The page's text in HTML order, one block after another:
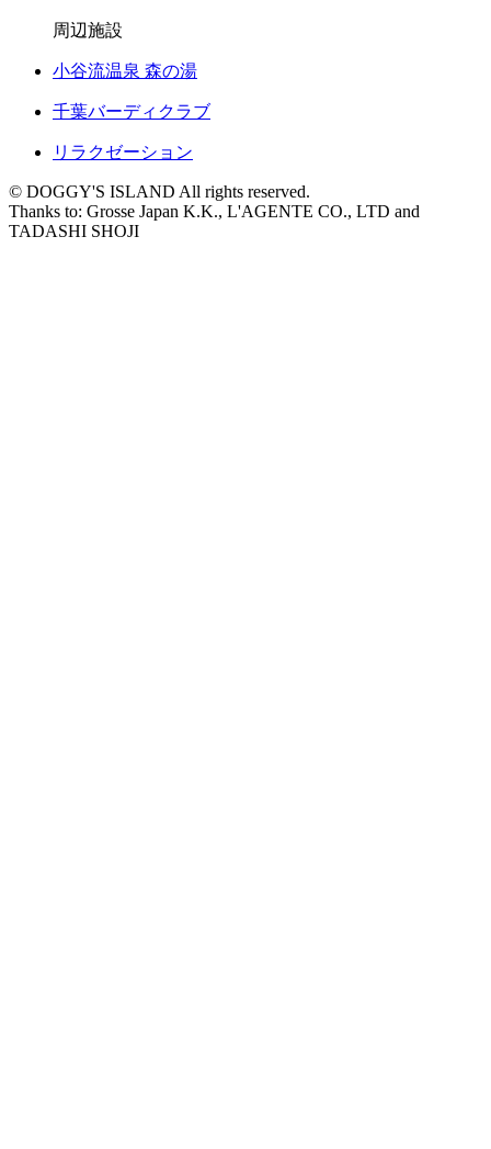
周辺施設
小谷流温泉 森の湯
千葉バーディクラブ
リラクゼーション
© DOGGY'S ISLAND All rights reserved.
Thanks to: Grosse Japan K.K., L'AGENTE CO., LTD and
TADASHI SHOJI